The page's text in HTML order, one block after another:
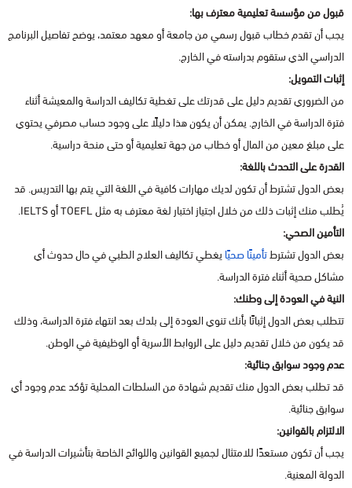
قبول من مؤسسة تعليمية معترف بها:
يجب أن تقدم خطاب قبول رسمي من جامعة أو معهد معتمد، يوضح تفاصيل البرنامج
الدراسي الذي ستقوم بدراسته في الخارج.
إثبات التمويل:
من الضروري تقديم دليل على قدرتك على تغطية تكاليف الدراسة والمعيشة أثناء
فترة الدراسة في الخارج. يمكن أن يكون هذا دليلًا على وجود حساب مصرفي يحتوي
على مبلغ معين من المال أو خطاب من جهة تعليمية أو حتى منحة دراسية.
القدرة على التحدث باللغة:
بعض الدول تشترط أن تكون لديك مهارات كافية في اللغة التي يتم بها التدريس. قد
يُطلب منك إثبات ذلك من خلال اجتياز اختبار لغة معترف به مثل TOEFL أو IELTS.
التأمين الصحي:
بعض الدول تشترطتأمينًا صحيًا يغطي تكاليف العلاج الطبي في حال حدوث أي
مشاكل صحية أثناء فترة الدراسة.
النية في العودة إلى وطنك:
تتطلب بعض الدول إثباتًا بأنك تنوي العودة إلى بلدك بعد انتهاء فترة الدراسة، وذلك
قد يكون من خلال تقديم دليل على الروابط الأسرية أو الوظيفية في الوطن.
عدم وجود سوابق جنائية:
قد تطلب بعض الدول منك تقديم شهادة من السلطات المحلية تؤكد عدم وجود أي
سوابق جنائية.
الالتزام بالقوانين:
يجب أن تكون مستعدًا للامتثال لجميع القوانين واللوائح الخاصة بتأشيرات الدراسة في
الدولة المعنية.